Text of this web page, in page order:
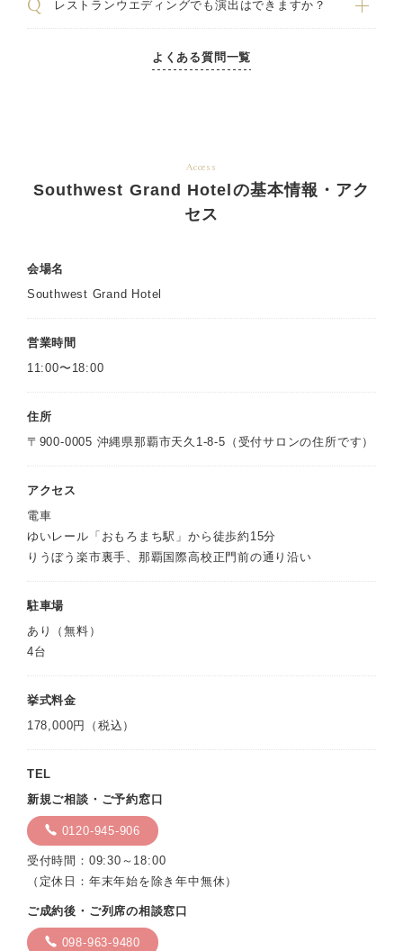
レストランウエディングでも演出はできますか？
よくある質問一覧
Access
Southwest Grand Hotelの基本情報・アク
セス
会場名
Southwest Grand Hotel
営業時間
11:00〜18:00
住所
〒900-0005 沖縄県那覇市天久1-8-5（受付サロンの住所です）
アクセス
電車
ゆいレール「おもろまち駅」から徒歩約15分
りうぼう楽市裏手、那覇国際高校正門前の通り沿い
駐車場
あり（無料）
4台
挙式料金
178,000円（税込）
TEL
新規ご相談・ご予約窓口
0120-945-906
受付時間：09:30～18:00
（定休日：年末年始を除き年中無休）
ご成約後・ご列席の相談窓口
098-963-9480